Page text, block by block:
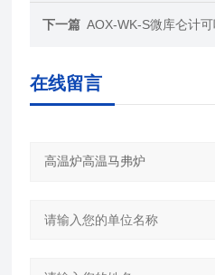
下一篇 AOX-WK-S微库仑计可吸
在线留言